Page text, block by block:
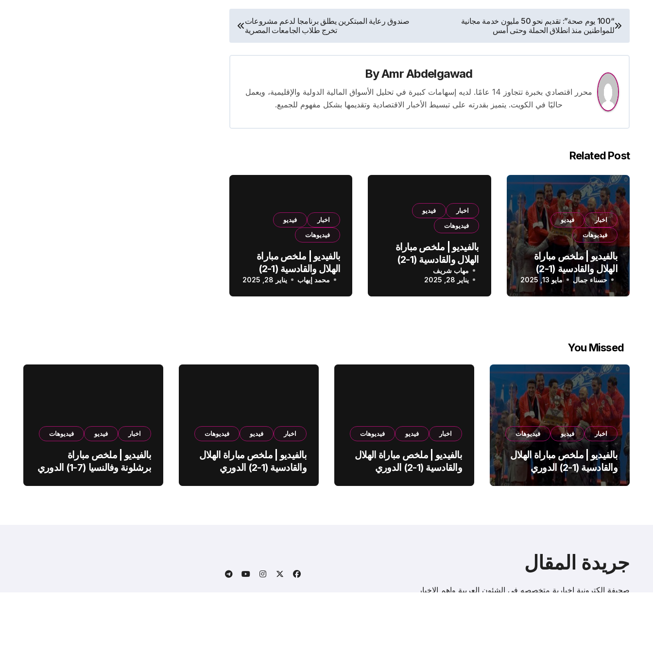
تصفّح
المقالات
“100 يوم صحة”: تقديم نحو 50 مليون خدمة مجانية
للمواطنين منذ انطلاق الحملة وحتى أمس
صندوق رعاية المبتكرين يطلق برنامجا لدعم مشروعات
تخرج طلاب الجامعات المصرية
ByAmr Abdelgawad
محرر اقتصادي بخبرة تتجاوز 14 عامًا. لديه إسهامات كبيرة في تحليل الأسواق المالية الدولية والإقليمية، ويعمل
حاليًا في الكويت. يتميز بقدرته على تبسيط الأخبار الاقتصادية وتقديمها بشكل مفهوم للجميع.
Related Post
اخبار
فيديو
فيديوهات
بالفيديو | ملخص مباراة
الهلال والقادسية (1-2)
الدوري السعودي
حسناء جمال مايو 13, 2025
اخبار
فيديو
فيديوهات
بالفيديو | ملخص مباراة
الهلال والقادسية (1-2)
الدوري السعودي
مهاب شريف
يناير 28, 2025
اخبار
فيديو
فيديوهات
بالفيديو | ملخص مباراة
الهلال والقادسية (1-2)
الدوري السعودي
محمد إيهاب يناير 28, 2025
You Missed
اخبار فيديو فيديوهات
بالفيديو | ملخص مباراة الهلال
والقادسية (1-2) الدوري
السعودي
اخبار فيديو فيديوهات
بالفيديو | ملخص مباراة الهلال
والقادسية (1-2) الدوري
اخبار فيديو فيديوهات
بالفيديو | ملخص مباراة الهلال
والقادسية (1-2) الدوري
اخبار فيديو فيديوهات
بالفيديو | ملخص مباراة
برشلونة وفالنسيا (7-1) الدوري
جريدة المقال
صحيفة إلكترونية اخبارية متخصصه فى الشئون العربية واهم الاخبار